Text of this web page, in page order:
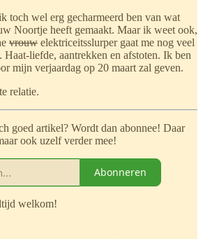
toch wel erg gecharmeerd ben van wat
Noortje heeft gemaakt. Maar ik weet ook,
vrouw elektriceitsslurper gaat me nog veel
Haat-liefde, aantrekken en afstoten. Ik ben
mijn verjaardag op 20 maart zal geven.
relatie.
goed artikel? Wordt dan abonnee! Daar
ook uzelf verder mee!
Abonneren
welkom!